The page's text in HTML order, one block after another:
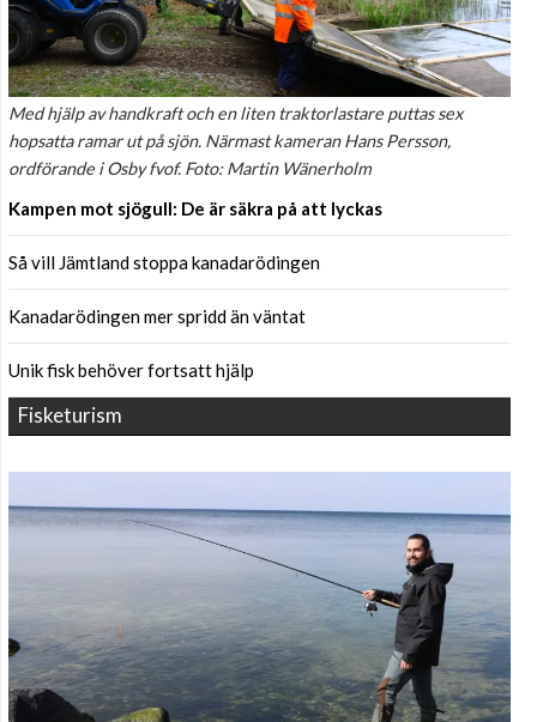
Med hjälp av handkraft och en liten traktorlastare puttas sex
hopsatta ramar ut på sjön. Närmast kameran Hans Persson,
ordförande i Osby fvof. Foto: Martin Wänerholm
Kampen mot sjögull: De är säkra på att lyckas
Så vill Jämtland stoppa kanadarödingen
Kanadarödingen mer spridd än väntat
Unik fisk behöver fortsatt hjälp
Fisketurism